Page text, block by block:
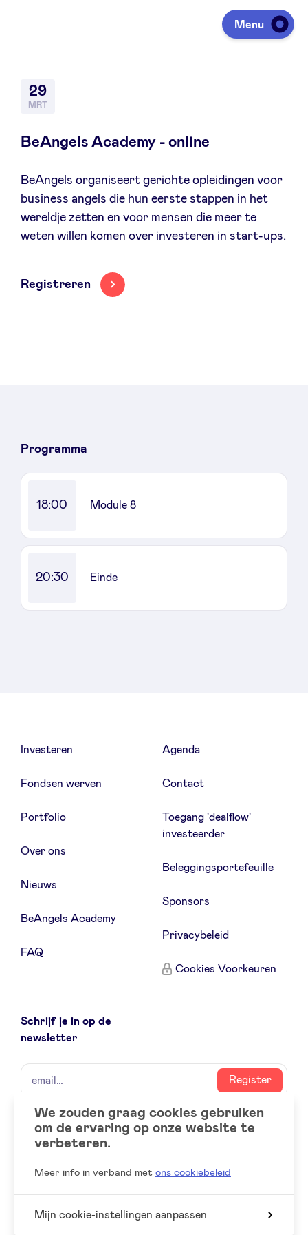
Menu
Fondsen ophalen
Portfolio
Agenda
Over ons
BeAngels Luxemburg
NXT Brussels - Investeerders groep
My Portofolio
nl
en
29
MRT
BeAngels Academy - online
BeAngels organiseert gerichte opleidingen voor
business angels die hun eerste stappen in het
wereldje zetten en voor mensen die meer te
weten willen komen over investeren in start-ups.
Registreren
Programma
18:00 Module 8
20:30 Einde
Investeren
Fondsen werven
Portfolio
Over ons
Nieuws
BeAngels Academy
FAQ
Agenda
Contact
Toegang 'dealflow'
investeerder
Beleggingsportefeuille
Sponsors
Privacybeleid
Cookies Voorkeuren
Schrijf je in op de
newsletter
naam
email
Register
Social
accounts
LinkedIn
© 2026 BeAngels, alle rechten voorbehouden
We zouden graag cookies gebruiken
om de ervaring op onze website te
verbeteren.
Meer info in verband met ons cookiebeleid
Mijn cookie-instellingen aanpassen